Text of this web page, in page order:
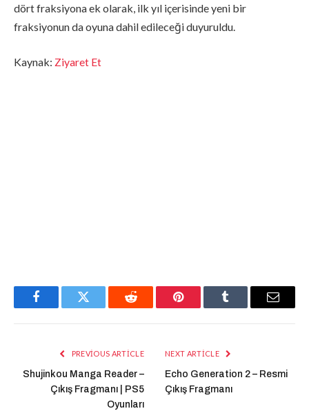
dört fraksiyona ek olarak, ilk yıl içerisinde yeni bir
fraksiyonun da oyuna dahil edileceği duyuruldu.
Kaynak: Ziyaret Et
FacebookTwitter Reddit Pinterest Tumblr Email
PREVIOUS ARTICLE
Shujinkou Manga Reader –
Çıkış Fragmanı | PS5
Oyunları
NEXT ARTICLE
Echo Generation 2 – Resmi
Çıkış Fragmanı